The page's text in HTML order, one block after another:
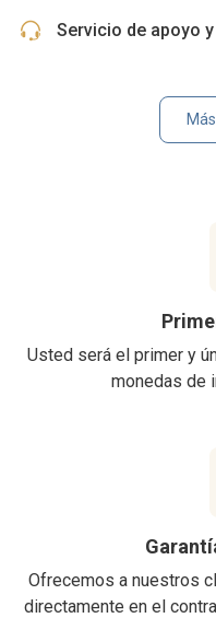
Servicio de apoyo
Usted será el primer y
monedas de
Ofrecemos a nuestros
directamente en el